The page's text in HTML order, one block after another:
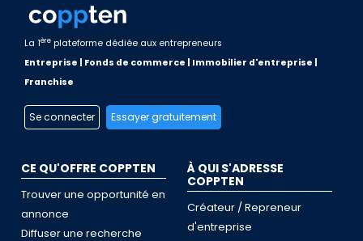
La 1ère plateforme dédiée aux entrepreneurs
Entreprise | Fonds de commerce | Immobilier d'entreprise |
Franchise
Se connecter Essayer gratuitement
CE QU'OFFRE COPPTEN
Trouver une opportunité en
annonce
Diffuser une recherche
À QUI S'ADRESSE
COPPTEN
Créateur / Repreneur
d'entreprise